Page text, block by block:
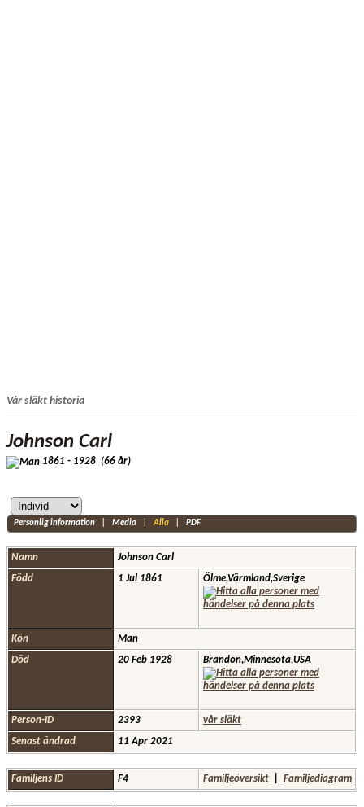
Vår släkt historia
Johnson Carl
1861 - 1928 (66 år)
Personlig information| Media|Alla| PDF
Namn Johnson Carl
Född
1 Jul 1861 Ölme,Värmland,Sverige
Kön
Man
Död
20 Feb 1928 Brandon,Minnesota,USA
Person-ID 2393
vår släkt
Senast ändrad
11 Apr 2021
Familjens ID F4 Familjeöversikt Familjediagram